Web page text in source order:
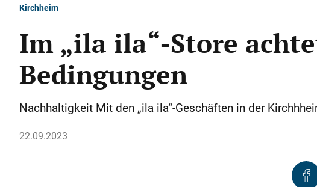
Kirchheim
Im „ila ila“-Store
Bedingungen
Nachhaltigkeit Mit den „ila ila“-Geschäften in der
22.09.2023